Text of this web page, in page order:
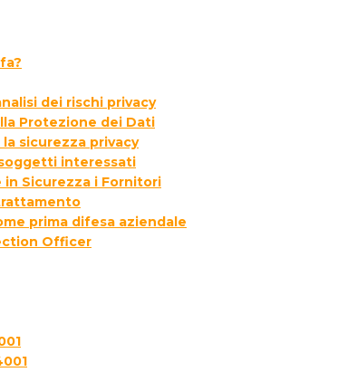
dei rischi privacy
Protezione dei Dati
sicurezza privacy
interessati
in Sicurezza i Fornitori
prima difesa aziendale
Officer